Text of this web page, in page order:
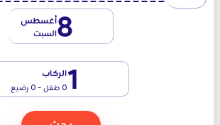
8أغسطس
السبت
1الركاب
0 طفل - 0 رضيع